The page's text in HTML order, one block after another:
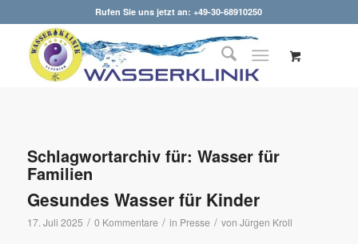
Rufen Sie uns jetzt an: +49-30-68910250
Schlagwortarchiv für: Wasser für
Familien
Gesundes Wasser für Kinder
17. Juli 2025 / 0 Kommentare / in Presse / von Jürgen Kroll